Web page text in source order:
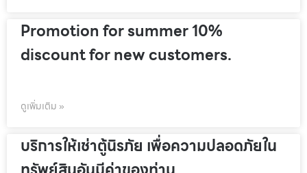
Promotion for summer 10%
discount for new customers.
ดูเพิ่มเติม »
บริการให้เช่าตู้นิรภัย เพื่อความปลอดภัยใน